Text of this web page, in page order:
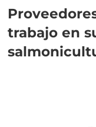
trabajo en